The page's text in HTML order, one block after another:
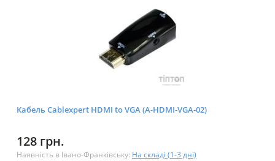
Кабель Cablexpert HDMI to VGA (A-HDMI-VGA-02)
128 грн.
Наявність в Івано-Франківську: На складі (1-3 дні)